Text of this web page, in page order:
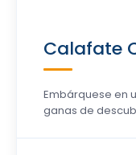
Calafate
Embárquese en
ganas de